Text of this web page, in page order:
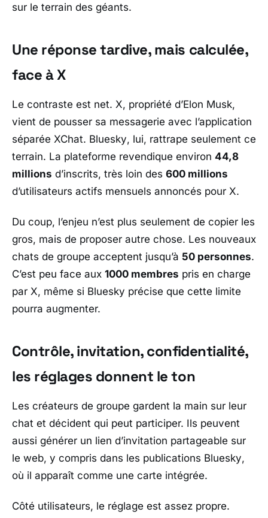
sur le terrain des géants.
Une réponse tardive, mais calculée,
face à X
Le contraste est net. X, propriété d’Elon Musk,
vient de pousser sa messagerie avec l’application
séparée XChat. Bluesky, lui, rattrape seulement ce
terrain. La plateforme revendique environ 44,8
millions d’inscrits, très loin des 600 millions
d’utilisateurs actifs mensuels annoncés pour X.
Du coup, l’enjeu n’est plus seulement de copier les
gros, mais de proposer autre chose. Les nouveaux
chats de groupe acceptent jusqu’à 50 personnes.
C’est peu face aux 1000 membres pris en charge
par X, même si Bluesky précise que cette limite
pourra augmenter.
Contrôle, invitation, confidentialité,
les réglages donnent le ton
Les créateurs de groupe gardent la main sur leur
chat et décident qui peut participer. Ils peuvent
aussi générer un lien d’invitation partageable sur
le web, y compris dans les publications Bluesky,
où il apparaît comme une carte intégrée.
Côté utilisateurs, le réglage est assez propre.